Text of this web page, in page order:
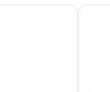
The